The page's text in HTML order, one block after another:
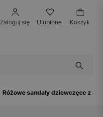
Zaloguj się Ulubione Koszyk
Różowe sandały dziewczęce z